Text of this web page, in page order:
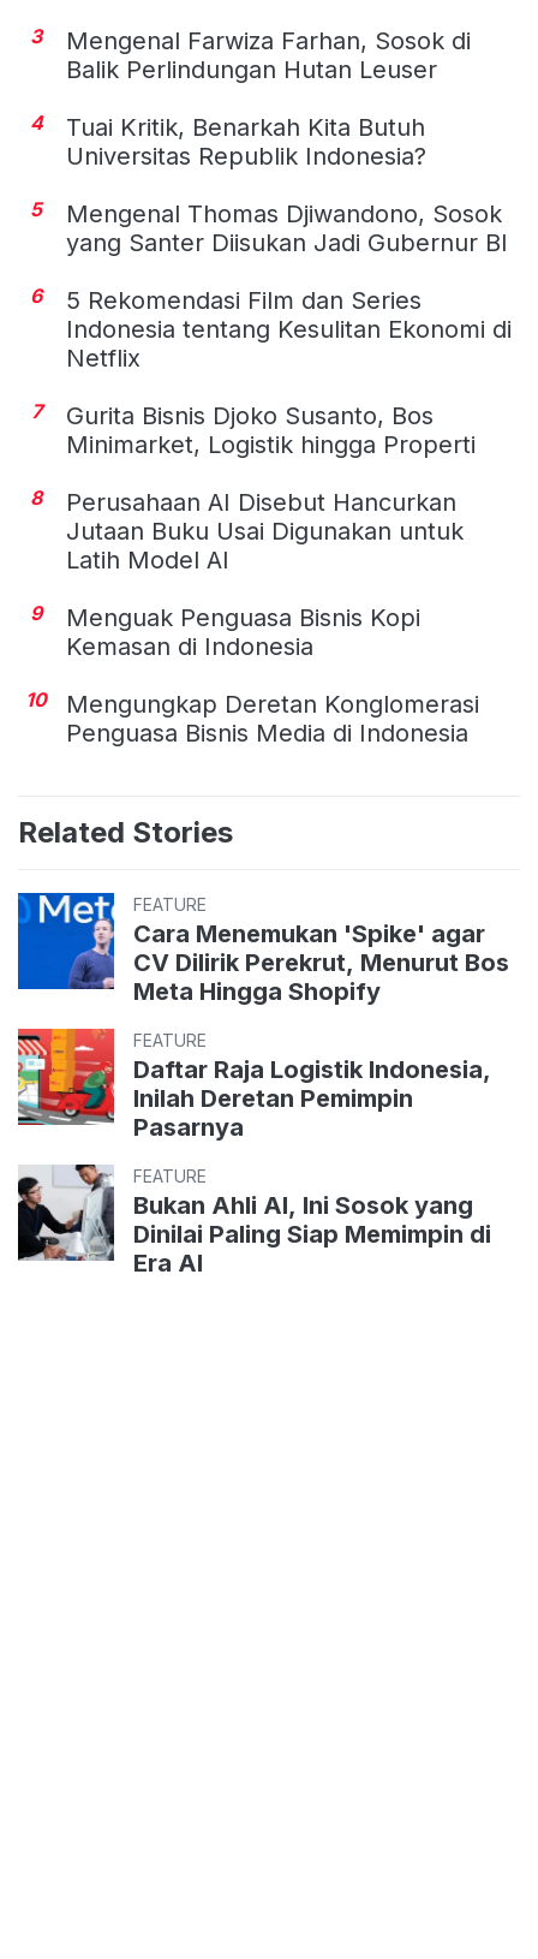
3
Mengenal Farwiza Farhan, Sosok di
Balik Perlindungan Hutan Leuser
4
Tuai Kritik, Benarkah Kita Butuh
Universitas Republik Indonesia?
5
Mengenal Thomas Djiwandono, Sosok
yang Santer Diisukan Jadi Gubernur BI
6
5 Rekomendasi Film dan Series
Indonesia tentang Kesulitan Ekonomi di
Netflix
7
Gurita Bisnis Djoko Susanto, Bos
Minimarket, Logistik hingga Properti
8
Perusahaan AI Disebut Hancurkan
Jutaan Buku Usai Digunakan untuk
Latih Model AI
9
Menguak Penguasa Bisnis Kopi
Kemasan di Indonesia
10
Mengungkap Deretan Konglomerasi
Penguasa Bisnis Media di Indonesia
Related Stories
FEATURE
Cara Menemukan 'Spike' agar
CV Dilirik Perekrut, Menurut Bos
Meta Hingga Shopify
FEATURE
Daftar Raja Logistik Indonesia,
Inilah Deretan Pemimpin
Pasarnya
FEATURE
Bukan Ahli AI, Ini Sosok yang
Dinilai Paling Siap Memimpin di
Era AI